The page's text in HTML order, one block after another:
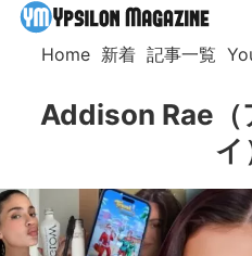
Home 新着 記事一覧
Addison Rae（
イ